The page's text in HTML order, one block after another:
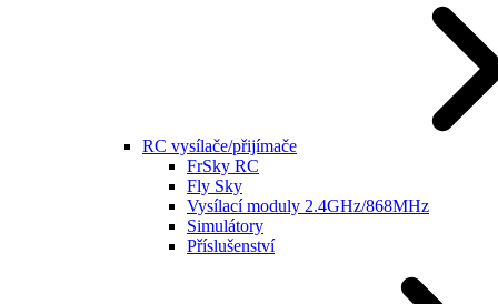
RC vysílače/přijímače
FrSky RC
Fly Sky
Vysílací moduly 2.4GHz/868MHz
Simulátory
Příslušenství